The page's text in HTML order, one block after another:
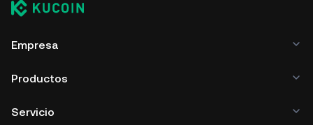
Empresa
Productos
Servicio